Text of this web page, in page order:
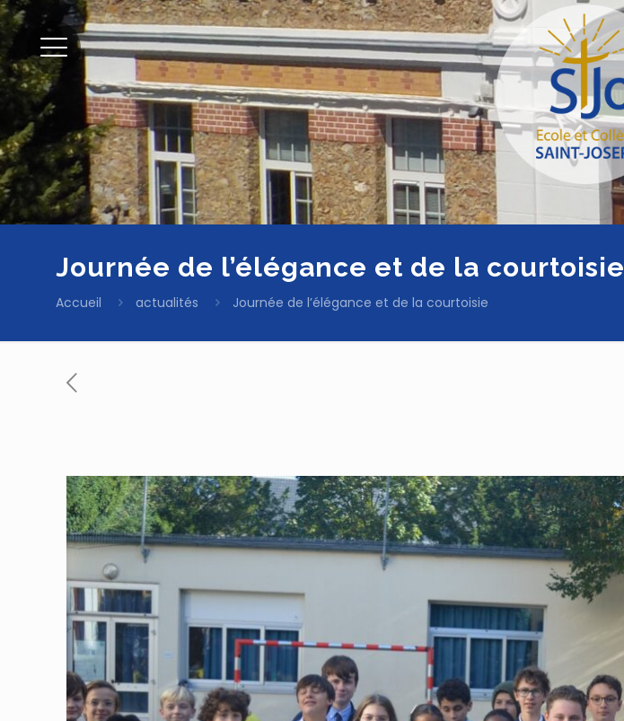
Journée de l’élégance et de la courtoisie
Accueil actualités Journée de l’élégance et de la courtoisie